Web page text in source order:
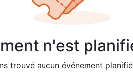
n'est
trouvé aucun événement